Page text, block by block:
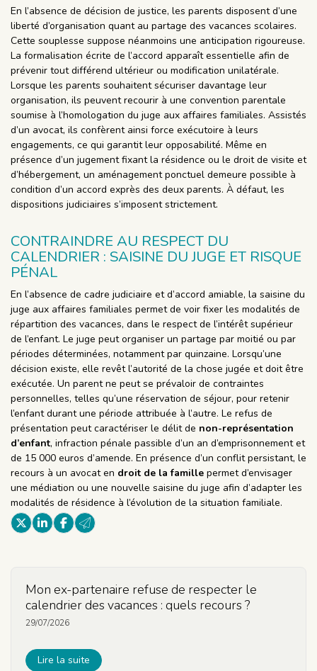
En l’absence de décision de justice, les parents disposent d’une
liberté d’organisation quant au partage des vacances scolaires.
Cette souplesse suppose néanmoins une anticipation rigoureuse.
La formalisation écrite de l’accord apparaît essentielle afin de
prévenir tout différend ultérieur ou modification unilatérale.
Lorsque les parents souhaitent sécuriser davantage leur
organisation, ils peuvent recourir à une convention parentale
soumise à l’homologation du juge aux affaires familiales. Assistés
d’un avocat, ils confèrent ainsi force exécutoire à leurs
engagements, ce qui garantit leur opposabilité. Même en
présence d’un jugement fixant la résidence ou le droit de visite et
d’hébergement, un aménagement ponctuel demeure possible à
condition d’un accord exprès des deux parents. À défaut, les
dispositions judiciaires s’imposent strictement.
CONTRAINDRE AU RESPECT DU
CALENDRIER : SAISINE DU JUGE ET RISQUE
PÉNAL
En l’absence de cadre judiciaire et d’accord amiable, la saisine du
juge aux affaires familiales permet de voir fixer les modalités de
répartition des vacances, dans le respect de l’intérêt supérieur
de l’enfant. Le juge peut organiser un partage par moitié ou par
périodes déterminées, notamment par quinzaine. Lorsqu’une
décision existe, elle revêt l’autorité de la chose jugée et doit être
exécutée. Un parent ne peut se prévaloir de contraintes
personnelles, telles qu’une réservation de séjour, pour retenir
l’enfant durant une période attribuée à l’autre. Le refus de
présentation peut caractériser le délit de non-représentation
d’enfant, infraction pénale passible d’un an d’emprisonnement et
de 15 000 euros d’amende. En présence d’un conflit persistant, le
recours à un avocat en droit de la famille permet d’envisager
une médiation ou une nouvelle saisine du juge afin d’adapter les
modalités de résidence à l’évolution de la situation familiale.
Mon ex-partenaire refuse de respecter le
calendrier des vacances : quels recours ?
29/07/2026
Lire la suite